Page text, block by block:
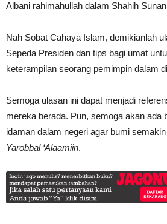
Albani rahimahullah dalam Shahih
Nah Sobat Cahaya Islam, demikianlah
Sepeda Presiden dan tips bagi umat
keterampilan seorang pemimpin dalam
Semoga ulasan ini dapat menjadi
mereka berada. Pun, semoga akan ada
idaman dalam negeri agar bumi
Yarobbal ‘Alaamiin.